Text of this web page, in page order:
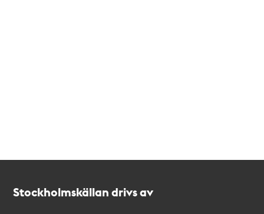
Stockholmskällan drivs av